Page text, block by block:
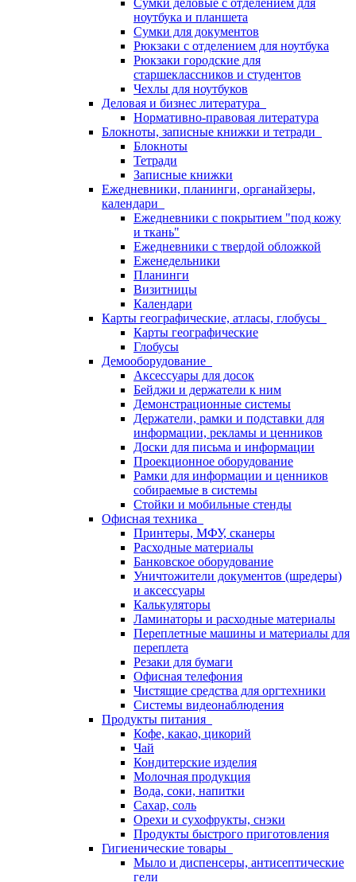
Сумки деловые с отделением для
ноутбука и планшета
Сумки для документов
Рюкзаки с отделением для ноутбука
Рюкзаки городские для
старшеклассников и студентов
Чехлы для ноутбуков
Деловая и бизнес литература
Нормативно-правовая литература
Блокноты, записные книжки и тетради
Блокноты
Тетради
Записные книжки
Ежедневники, планинги, органайзеры,
календари
Ежедневники с покрытием "под кожу
и ткань"
Ежедневники с твердой обложкой
Еженедельники
Планинги
Визитницы
Календари
Карты географические, атласы, глобусы
Карты географические
Глобусы
Демооборудование
Аксессуары для досок
Бейджи и держатели к ним
Демонстрационные системы
Держатели, рамки и подставки для
информации, рекламы и ценников
Доски для письма и информации
Проекционное оборудование
Рамки для информации и ценников
собираемые в системы
Стойки и мобильные стенды
Офисная техника
Принтеры, МФУ, сканеры
Расходные материалы
Банковское оборудование
Уничтожители документов (шредеры)
и аксессуары
Калькуляторы
Ламинаторы и расходные материалы
Переплетные машины и материалы для
переплета
Резаки для бумаги
Офисная телефония
Чистящие средства для оргтехники
Системы видеонаблюдения
Продукты питания
Кофе, какао, цикорий
Чай
Кондитерские изделия
Молочная продукция
Вода, соки, напитки
Сахар, соль
Орехи и сухофрукты, снэки
Продукты быстрого приготовления
Гигиенические товары
Мыло и диспенсеры, антисептические
гели